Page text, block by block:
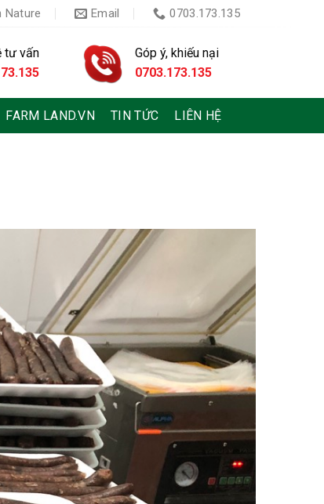
Nature Email 0703.173.135
tư vấn
Góp ý, khiếu nại
0703.173.135
FARM LAND.VN TIN TỨC LIÊN HỆ